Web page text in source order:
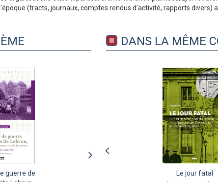
(tracts, journaux, comptes rendus d'activité, rapports divers)
guerre de
Ma Résistance dans la
DANS LA MÊME
pétainiste
Le jour fatal
en Suisse
Grenoble, de